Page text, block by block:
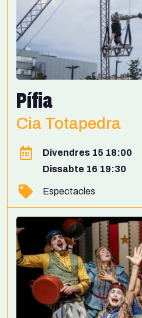
Pífia
Cia Totapedra
Divendres 15 18:00
Dissabte 16 19:30
Espectacles